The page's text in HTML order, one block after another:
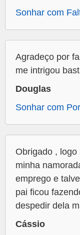
Sonhar com
Agradeço por
me intrigou
Douglas
Sonhar com
Obrigado ,
minha
emprego e
pai ficou
despedir dela
Cássio